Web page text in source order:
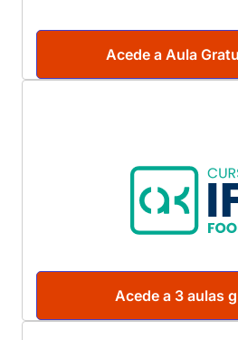
Acede a Aula
Acede a 3 aulas